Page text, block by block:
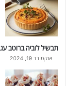
תבשיל לוביה ברוטב
אוקטובר 19, 2024